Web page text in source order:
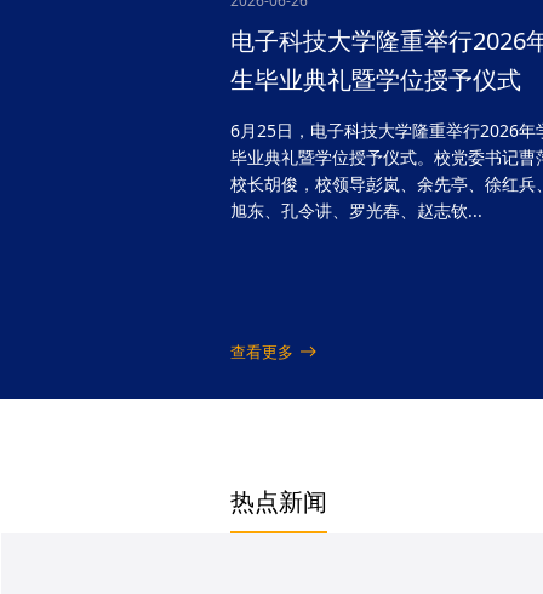
电子科技大学隆重举行2026
生毕业典礼暨学位授予仪式
6月25日，电子科技大学隆重举行2026年
毕业典礼暨学位授予仪式。校党委书记曹
校长胡俊，校领导彭岚、余先亭、徐红兵
旭东、孔令讲、罗光春、赵志钦...
查看更多
热点新闻